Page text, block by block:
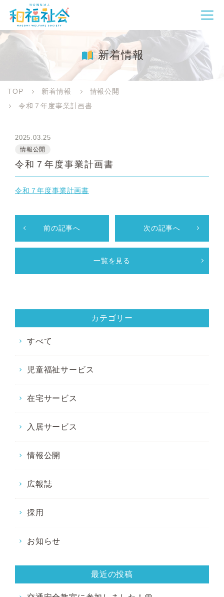
新着情報
TOP 新着情報
情報公開
令和７年度事業計画書
2025.03.25
情報公開
令和７年度事業計画書
令和７年度事業計画書
前の記事へ
一覧を見る
次の記事へ
カテゴリー
すべて
児童福祉サービス
在宅サービス
入居サービス
情報公開
広報誌
採用
お知らせ
最近の投稿